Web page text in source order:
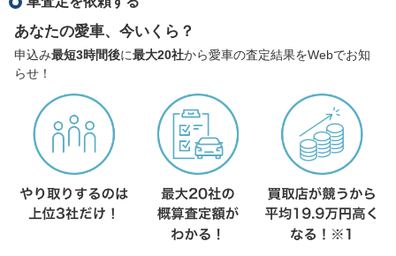
あなたの愛車、今いくら？
申込み最短3時間後に最大20社から愛車の査定結果をWebでお知
らせ！